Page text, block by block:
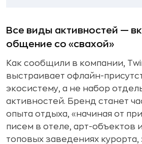
Все виды активностей —
общение со «свахой»
Как сообщили в компании,
выстраивает офлайн-
экосистему, а не набор
активностей. Бренд станет
опыта отдыха, «начиная от
писем в отеле, арт-объектов
топовых заведениях курорта,